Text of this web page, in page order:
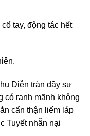
tay, động tác hết
Diễn tràn đầy sự
có ranh mãnh không
cẩn thận liếm láp
Tuyết nhẫn nại